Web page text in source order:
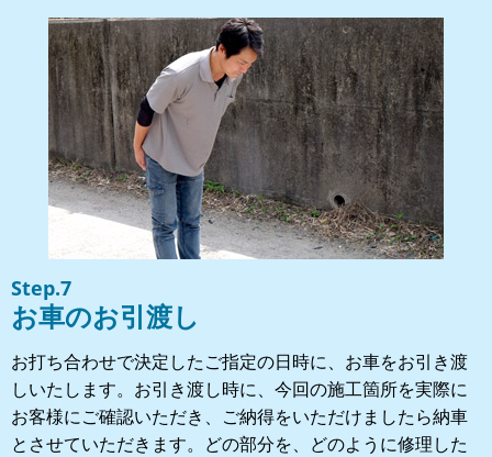
Step.7
お車のお引渡し
お打ち合わせで決定したご指定の日時に、お車をお引き渡
しいたします。お引き渡し時に、今回の施工箇所を実際に
お客様にご確認いただき、ご納得をいただけましたら納車
とさせていただきます。どの部分を、どのように修理した